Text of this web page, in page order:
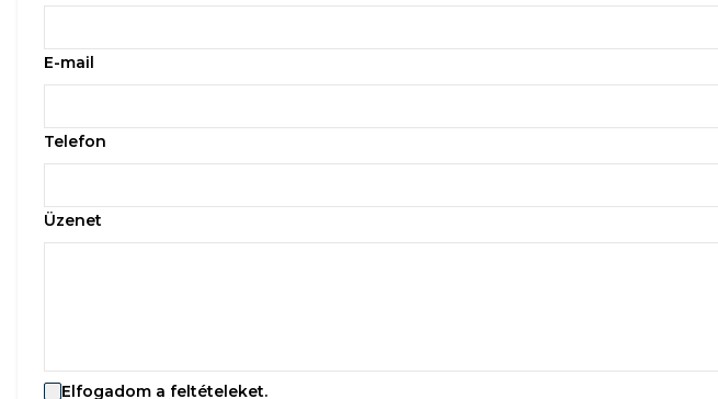
E-mail
Telefon
Üzenet
Elfogadom a feltételeket.